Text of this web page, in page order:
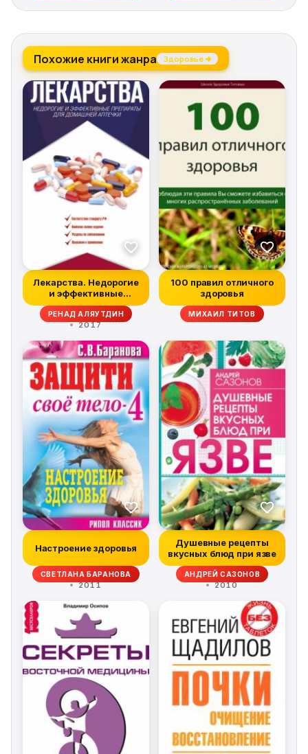
Похожие книги жанра Здоровье →
Лекарства. Недорогие
и эффективные
препараты для д...
РЕНАД АЛЯУТДИН
2017
100 правил отличного
здоровья
МИХАИЛ ТИТОВ
Настроение здоровья
СВЕТЛАНА БАРАНОВА
2011
Душевные рецепты
вкусных блюд при язве
АНДРЕЙ САЗОНОВ
2010